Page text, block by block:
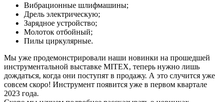
Вибрационные шлифмашины;
Дрель электрическую;
Зарядное устройство;
Молоток отбойный;
Пилы циркулярные.
Мы уже продемонстрировали наши новинки на прошедшей
инструментальной выставке MITEX, теперь нужно лишь
дождаться, когда они поступят в продажу. А это случится уже
совсем скоро! Инструмент появится уже в первом квартале
2023 года.